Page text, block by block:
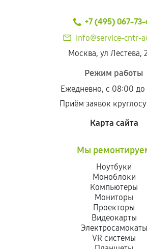
+7 (495) 067-
info@service-cntr-
Москва, ул Лестева,
Режим работы
Ежедневно, с 08:00 до
Приём заявок
Карта сайта
Мы
Ноутбуки
Моноблоки
Компьютеры
Мониторы
Проекторы
Видеокарты
Электросамокаты
VR системы